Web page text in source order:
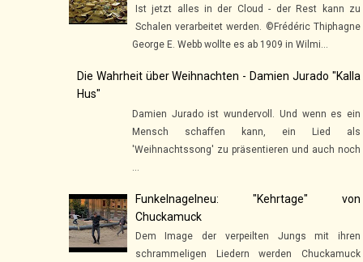
Ist jetzt alles in der Cloud - der Rest kann zu
Schalen verarbeitet werden. ©Frédéric Thiphagne
George E. Webb wollte es ab 1909 in Wilmi...
Die Wahrheit über Weihnachten - Damien Jurado "Kalla
Hus"
Damien Jurado ist wundervoll. Und wenn es ein
Mensch schaffen kann, ein Lied als
'Weihnachtssong' zu präsentieren und auch noch
...
Funkelnagelneu: "Kehrtage" von
Chuckamuck
Dem Image der verpeilten Jungs mit ihren
schrammeligen Liedern werden Chuckamuck